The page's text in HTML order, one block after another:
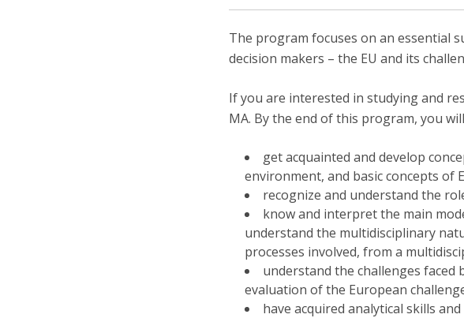
The program focuses on an essential
decision makers – the EU and its
If you are interested in studying and
MA. By the end of this program, you
get acquainted and develop
environment, and basic concepts of
recognize and understand the
know and interpret the main
understand the multidisciplinary
processes involved, from a
understand the challenges
evaluation of the European
have acquired analytical skills